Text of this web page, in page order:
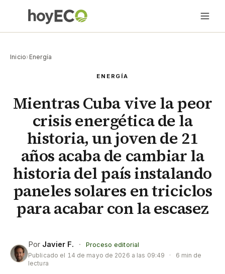
Inicio› Energía
ENERGÍA
Mientras Cuba vive la peor
crisis energética de la
historia, un joven de 21
años acaba de cambiar la
historia del país instalando
paneles solares en triciclos
para acabar con la escasez
Por Javier F. ·
Proceso editorial
Publicado el 14 de mayo de 2026 a las 09:49 ·
6 min de
lectura